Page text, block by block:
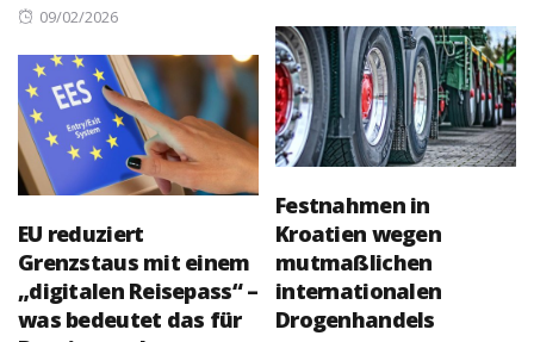
Posted
09/02/2026
Festnahmen in
Kroatien wegen
mutmaßlichen
internationalen
Drogenhandels
EU reduziert
Grenzstaus mit einem
„digitalen Reisepass“ –
was bedeutet das für